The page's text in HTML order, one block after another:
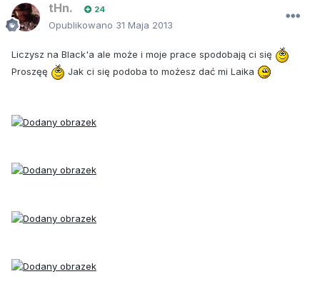
tHn. 24
Opublikowano 31 Maja 2013
Liczysz na Black'a ale może i moje prace spodobają ci się
Proszęę
Jak ci się podoba to możesz dać mi Laika